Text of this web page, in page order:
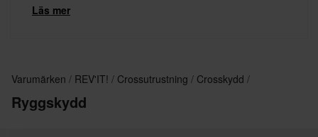
leva ut sin passion, med både säkerhet och stil.
Läs mer
Varumärken REV'IT! Crossutrustning Crosskydd
Ryggskydd